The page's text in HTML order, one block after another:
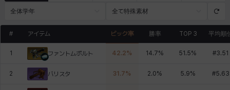
全体学年 全て特殊素材
# アイテム ピック率 勝率 TOP 3 平均順
1 ファントムボルト 42.2% 14.7% 51.5% #3.51
2 バリスタ 31.7% 2.0% 5.9% #5.63